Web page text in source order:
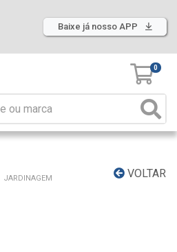
Baixe já nosso APP
0
VOLTAR
JARDINAGEM